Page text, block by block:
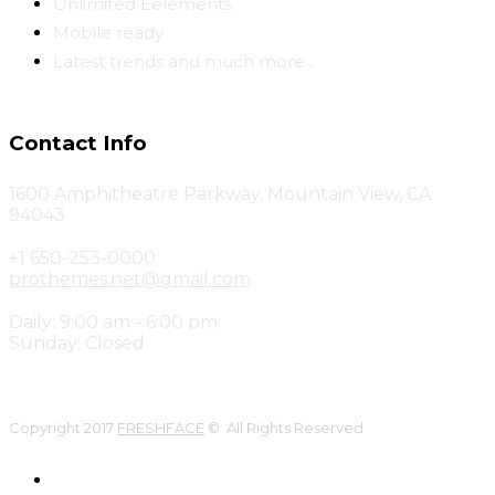
Unlimited Eelements
Mobile ready
Latest trends and much more...
Contact Info
1600 Amphitheatre Parkway, Mountain View, CA
94043
+1 650-253-0000
prothemes.net@gmail.com
Daily: 9:00 am - 6:00 pm
Sunday: Closed
Copyright 2017 FRESHFACE © All Rights Reserved